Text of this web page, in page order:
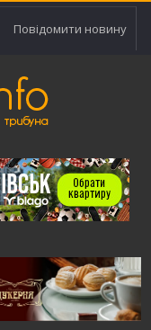
Повідомити новину